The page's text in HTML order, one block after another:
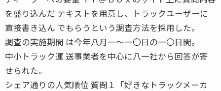
を盛り込んだ テキストを用意し、トラックユーザーに
直接書き込ん でもらうという調査方法を採用した。
調査の実施期間 は今年八月一〜一〇日の一〇日間。
中小トラック運 送事業者を中心に八一社から回答が寄
せられた。
シェア通りの人気順位 質問１「好きなトラックメーカ